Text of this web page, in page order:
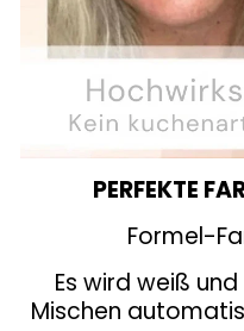
PERFEKTE
Formel-
Es wird weiß
Mischen